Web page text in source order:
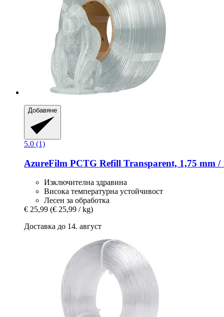
Добавяне
5.0 (1)
AzureFilm PCTG Refill Transparent, 1,75 mm /
Изключителна здравина
Висока температурна устойчивост
Лесен за обработка
€ 25,99 (€ 25,99 / kg)
Доставка до 14. август